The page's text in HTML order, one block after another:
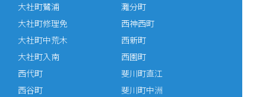
大社町鷺浦
大社町修理免
大社町中荒木
大社町入南
灘分町
西神西町
西新町
西園町
西代町
西谷町
斐川町直江
斐川町中洲